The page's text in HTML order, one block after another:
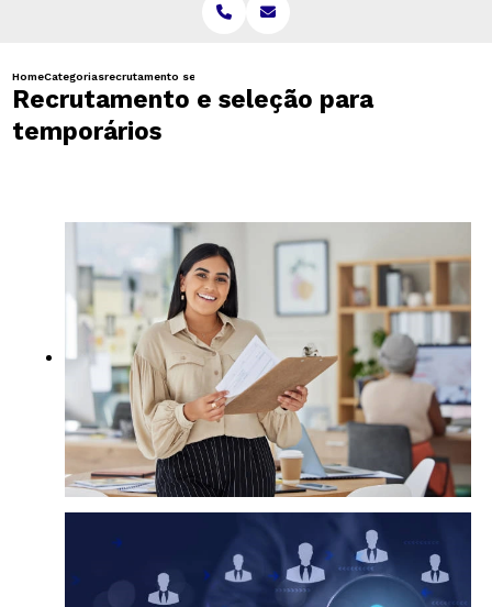
HomeCategoriasrecrutamento selecao temporarios
Recrutamento e seleção para
temporários